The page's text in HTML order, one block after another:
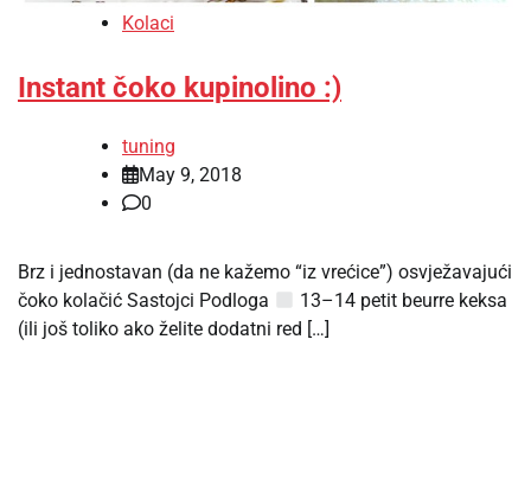
Kolaci
Instant čoko kupinolino :)
tuning
May 9, 2018
0
Brz i jednostavan (da ne kažemo “iz vrećice”) osvježavajući
čoko kolačić Sastojci Podloga
13–14 petit beurre keksa
(ili još toliko ako želite dodatni red […]